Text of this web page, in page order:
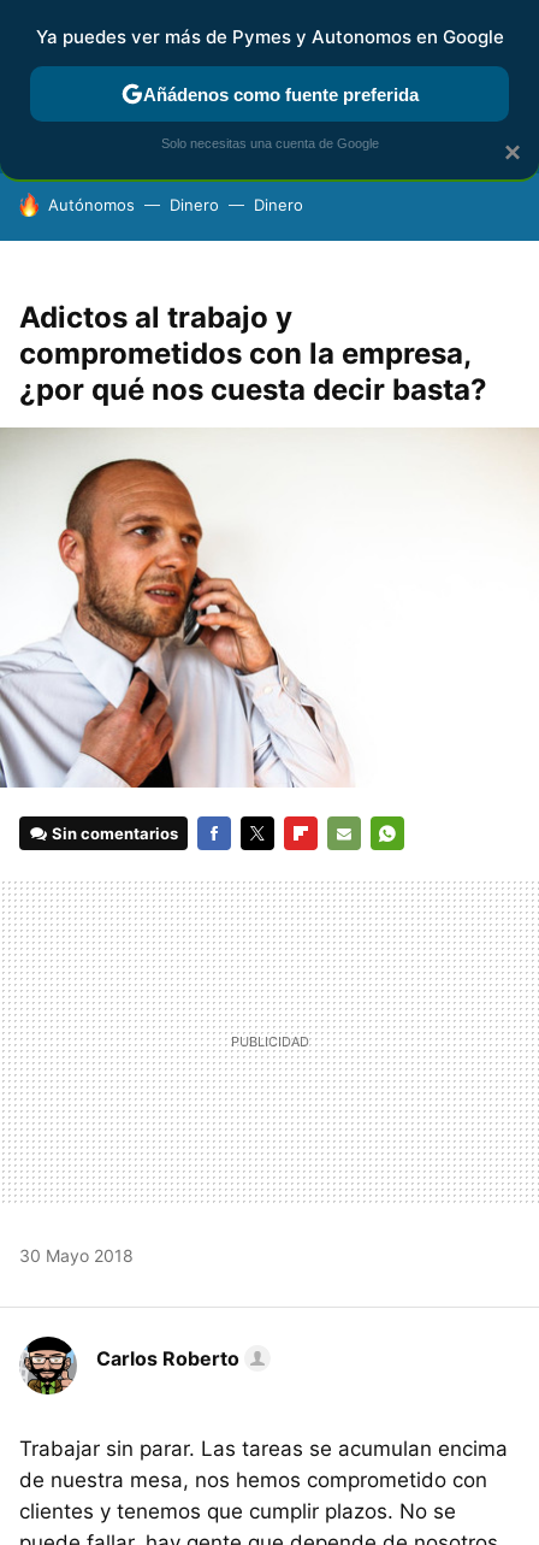
FISCALIDAD Y CONTABILIDAD KIT DIGITAL RENTA
HOY SE HABLA DE
Autónomos Dinero Dinero
Adictos al trabajo y
comprometidos con la empresa,
¿por qué nos cuesta decir basta?
Sin comentarios
MAIL
30 Mayo 2018
Carlos Roberto
Trabajar sin parar. Las tareas se acumulan encima
de nuestra mesa, nos hemos comprometido con
clientes y tenemos que cumplir plazos. No se
×
Ya puedes ver más de Pymes y Autonomos en Google
Añádenos como fuente preferida
Solo necesitas una cuenta de Google